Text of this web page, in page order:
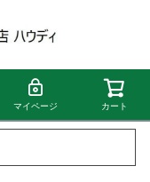
マイページ カート